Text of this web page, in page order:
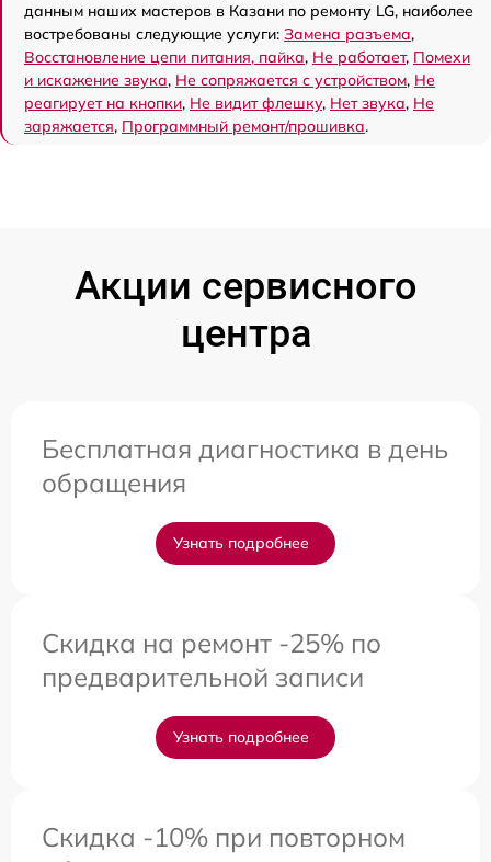
данным наших мастеров в Казани по ремонту LG, наиболее
востребованы следующие услуги: Замена разъема,
Восстановление цепи питания, пайка, Не работает, Помехи
и искажение звука, Не сопряжается с устройством, Не
реагирует на кнопки, Не видит флешку, Нет звука, Не
заряжается, Программный ремонт/прошивка.
Акции сервисного
центра
Бесплатная диагностика в день
обращения
Узнать подробнее
Скидка на ремонт -25% по
предварительной записи
Узнать подробнее
Скидка -10% при повторном